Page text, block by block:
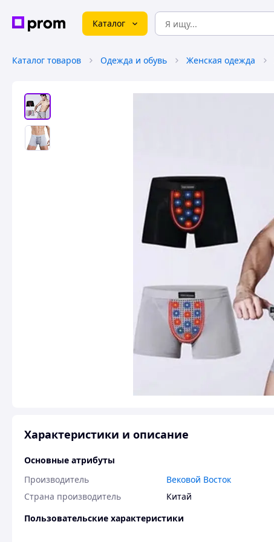
Каталог
Каталог товаров Одежда и обувь Женская одежда
Характеристики и описание
Основные атрибуты
Производитель
Вековой Восток
Страна производитель
Китай
Пользовательские характеристики